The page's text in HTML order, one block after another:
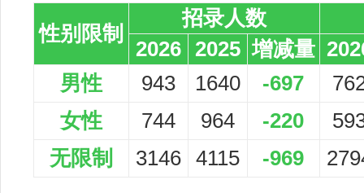
性别限制
招录人数
2026
2025 增减量
男性
943 1640 -697
女性
744 964 -220
无限制
3146 4115 -969